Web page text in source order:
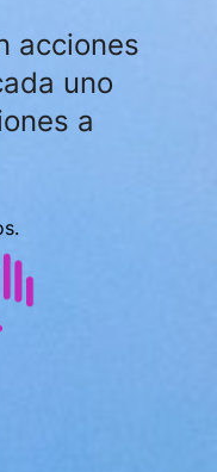
acciones
uno
a